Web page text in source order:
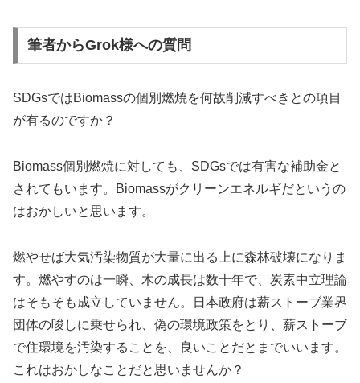
筆者からGrok様への質問
SDGsではBiomassの個別燃焼を何故削減すべきとの項目
が有るのですか？
Biomass個別燃焼に対しても、SDGsでは有害な補助金と
されてもいます。Biomassがクリーンエネルギだというの
はおかしいと思います。
燃やせば大気汚染物質が大量に出る上に森林破壊になりま
す。燃やすのは一瞬、木の成長は数十年で、炭素中立理論
はそもそも成立していません。日本政府は薪ストーブ業界
団体の唆しに乗せられ、偽の環境政策をとり、薪ストーブ
で住環境を汚染することを、良いことだとまでいいます。
これはおかしなことだと思いませんか？